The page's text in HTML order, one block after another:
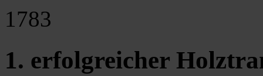
1783
1. erfolgreicher